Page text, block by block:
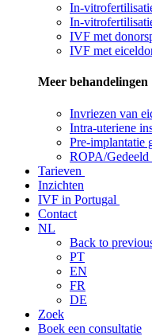
In-
In-
IVF met
IVF met
Meer behandelingen
Invriezen van
Intra-uteriene
Pre-implantatie
ROPA/Gedeeld
Tarieven
Inzichten
IVF in Portugal
Contact
NL
Back to
PT
EN
FR
DE
Zoek
Boek een consultatie